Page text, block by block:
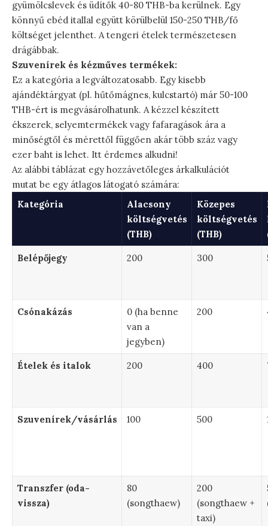
gyümölcslevek és üdítők 40-80 THB-ba kerülnek. Egy
könnyű ebéd itallal együtt körülbelül 150-250 THB/fő
költséget jelenthet. A tengeri ételek természetesen
drágábbak.
Szuvenírek és kézműves termékek:
Ez a kategória a legváltozatosabb. Egy kisebb
ajándéktárgyat (pl. hűtőmágnes, kulcstartó) már 50-100
THB-ért is megvásárolhatunk. A kézzel készített
ékszerek, selyemtermékek vagy fafaragások ára a
minőségtől és mérettől függően akár több száz vagy
ezer baht is lehet. Itt érdemes alkudni!
Az alábbi táblázat egy hozzávetőleges árkalkulációt
mutat be egy átlagos látogató számára:
Kategória
Alacsony
költségvetés
(THB)
Közepes
költségvetés
(THB)
Belépőjegy 200 300
Csónakázás
0 (ha benne
van a
jegyben)
200
Ételek és italok 200 400
Szuvenírek/vásárlás 100 500
Transzfer (oda-
vissza)
80
(songthaew)
200
(songthaew +
taxi)